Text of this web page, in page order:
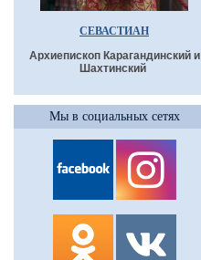
СЕВАСТИАН
Архиепископ Карагандинский и
Шахтинский
Мы в социальных сетях